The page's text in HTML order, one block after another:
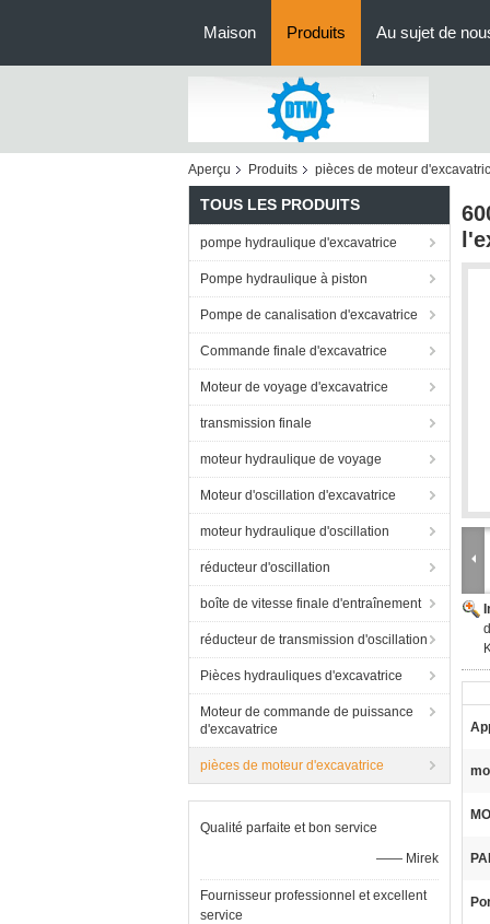
Maison Produits Au sujet de
Aperçu Produits pièces de moteur
TOUS LES PRODUITS
pompe hydraulique d'excavatrice
Pompe hydraulique à piston
Pompe de canalisation d'excavatrice
Commande finale d'excavatrice
Moteur de voyage d'excavatrice
transmission finale
moteur hydraulique de voyage
Moteur d'oscillation d'excavatrice
moteur hydraulique d'oscillation
réducteur d'oscillation
boîte de vitesse finale d'entraînement
réducteur de transmission d'oscillation
Pièces hydrauliques d'excavatrice
Moteur de commande de puissance
d'excavatrice
pièces de moteur d'excavatrice
Qualité parfaite et bon service
—— Mirek
Fournisseur professionnel et excellent
service